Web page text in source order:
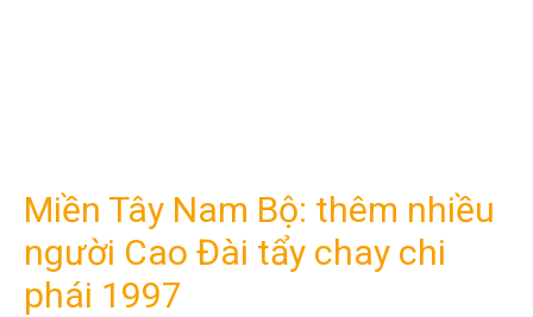
Miền Tây Nam Bộ: thêm nhiều
người Cao Đài tẩy chay chi
phái 1997